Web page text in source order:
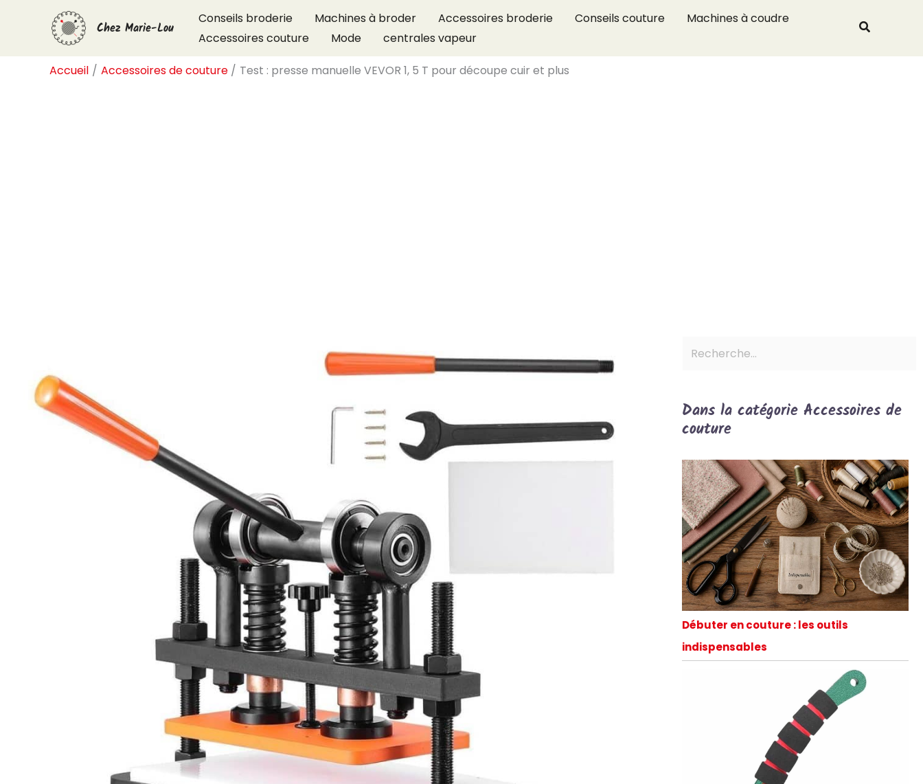
Chez Marie-Lou
Conseils broderie Machines à broder Accessoires broderie Conseils couture
Machines à coudre
Accessoires couture
Mode centrales vapeur
Accueil Accessoires de couture Test : presse manuelle VEVOR 1, 5 T pour découpe cuir et plus
c
Dans la catégorie Accessoires de
couture
Débuter en couture : les outils
indispensables